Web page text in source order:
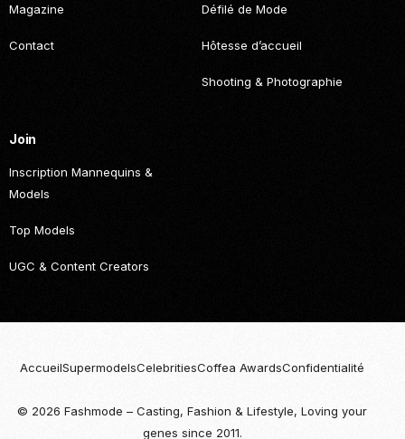
Magazine
Contact
Défilé de Mode
Hôtesse d’accueil
Shooting & Photographie
Join
Inscription Mannequins &
Models
Top Models
UGC & Content Creators
© 2026 Fashmode – Casting, Fashion & Lifestyle, Loving your
genes since 2011.
AccueilSupermodelsCelebritiesCoffea AwardsConfidentialité
Become